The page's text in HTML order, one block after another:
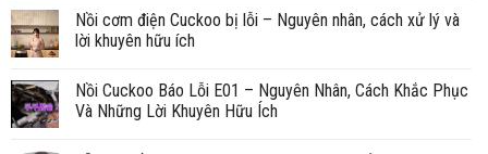
Nồi cơm điện Cuckoo bị lỗi – Nguyên nhân, cách xử lý và
lời khuyên hữu ích
Nồi Cuckoo Báo Lỗi E01 – Nguyên Nhân, Cách Khắc Phục
Và Những Lời Khuyên Hữu Ích